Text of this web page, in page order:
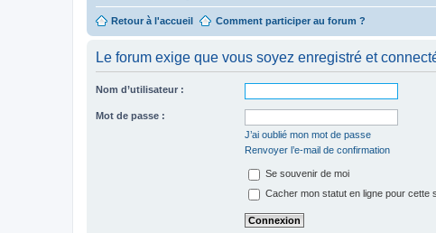
Retour à l'accueil Comment participer au forum ?
Le forum exige que vous soyez enregistré et
Nom d’utilisateur :
Mot de passe :
J’ai oublié mon mot de passe
Renvoyer l’e-mail de confirmation
Se souvenir de moi
Cacher mon statut en ligne pour cette